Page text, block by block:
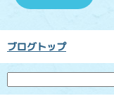
ブログトップ